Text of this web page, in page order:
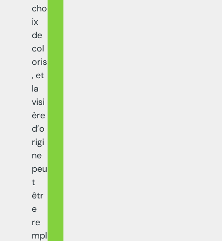
cho
ix
de
col
oris
, et
la
visi
ère
d’o
rigi
ne
peu
t
êtr
e
re
mpl